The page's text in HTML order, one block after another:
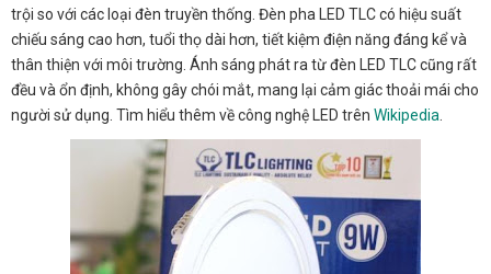
trội so với các loại đèn truyền thống. Đèn pha LED TLC có hiệu suất
chiếu sáng cao hơn, tuổi thọ dài hơn, tiết kiệm điện năng đáng kể và
thân thiện với môi trường. Ánh sáng phát ra từ đèn LED TLC cũng rất
đều và ổn định, không gây chói mắt, mang lại cảm giác thoải mái cho
người sử dụng. Tìm hiểu thêm về công nghệ LED trên Wikipedia